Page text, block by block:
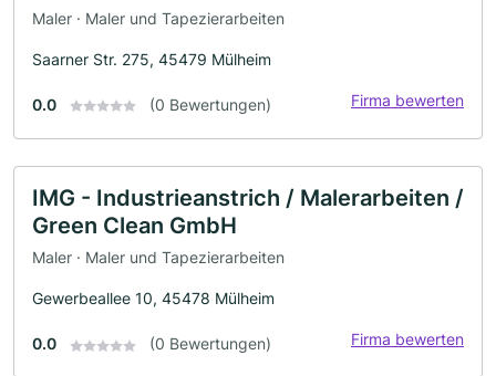
Maler · Maler und Tapezierarbeiten
Saarner Str. 275, 45479 Mülheim
0.0 (0 Bewertungen) Firma bewerten
IMG - Industrieanstrich / Malerarbeiten /
Green Clean GmbH
Maler · Maler und Tapezierarbeiten
Gewerbeallee 10, 45478 Mülheim
0.0 (0 Bewertungen) Firma bewerten